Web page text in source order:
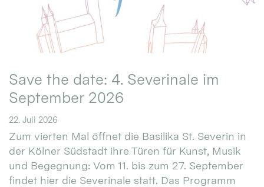
Save the date: 4. Severinale im
September 2026
22. Juli 2026
Zum vierten Mal öffnet die Basilika St. Severin in
der Kölner Südstadt ihre Türen für Kunst, Musik
und Begegnung: Vom 11. bis zum 27. September
findet hier die Severinale statt. Das Programm